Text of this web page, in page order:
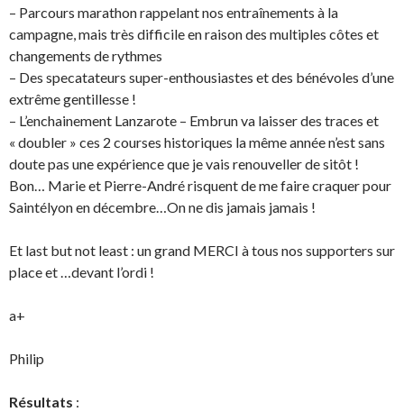
– Parcours marathon rappelant nos entraînements à la
campagne, mais très difficile en raison des multiples côtes et
changements de rythmes
– Des specatateurs super-enthousiastes et des bénévoles d’une
extrême gentillesse !
– L’enchainement Lanzarote – Embrun va laisser des traces et
« doubler » ces 2 courses historiques la même année n’est sans
doute pas une expérience que je vais renouveller de sitôt !
Bon… Marie et Pierre-André risquent de me faire craquer pour
Saintélyon en décembre…On ne dis jamais jamais !
Et last but not least : un grand MERCI à tous nos supporters sur
place et …devant l’ordi !
a+
Philip
Résultats :